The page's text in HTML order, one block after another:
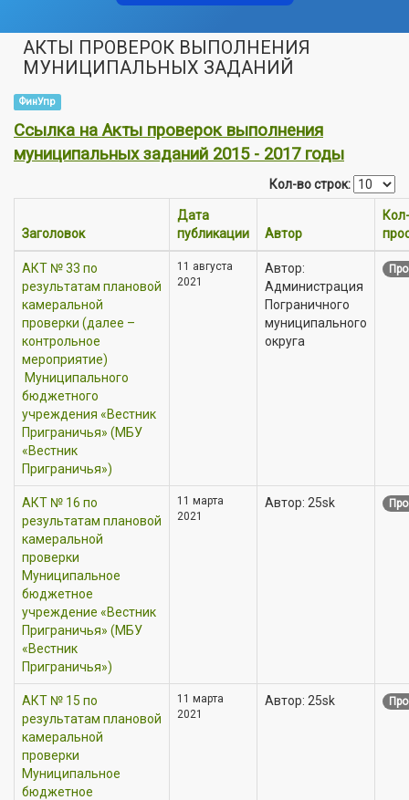
АКТЫ ПРОВЕРОК ВЫПОЛНЕНИЯ
МУНИЦИПАЛЬНЫХ ЗАДАНИЙ
ФинУпр
Ссылка на Акты проверок выполнения
муниципальных заданий 2015 - 2017 годы
Кол-во строк:
Заголовок
Дата
публикации
Автор
АКТ № 33 по
результатам плановой
камеральной
проверки (далее –
контрольное
мероприятие)
Муниципального
бюджетного
учреждения «Вестник
Приграничья» (МБУ
«Вестник
Приграничья»)
11 августа
2021
Автор:
Администрация
Пограничного
муниципального
округа
АКТ № 16 по
результатам плановой
камеральной
проверки
Муниципальное
бюджетное
учреждение «Вестник
Приграничья» (МБУ
«Вестник
Приграничья»)
11 марта
2021
Автор: 25sk
АКТ № 15 по
результатам плановой
камеральной
проверки
Муниципальное
бюджетное
11 марта
2021
Автор: 25sk